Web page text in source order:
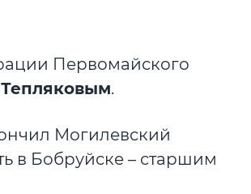
Первомайского
.
Могилевский
в Бобруйске – старшим